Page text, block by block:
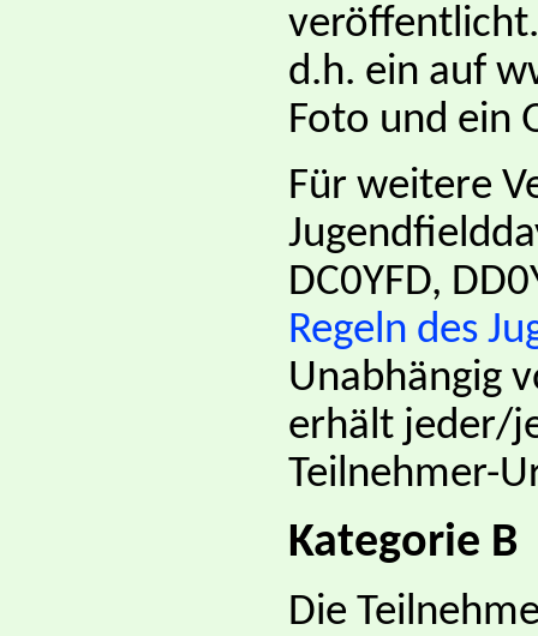
d.h. ein auf
Foto und ein
Für weitere
DC0YFD,
Regeln des
Unabhängig
erhält jeder/
Teilnehmer-
Kategorie B
Die